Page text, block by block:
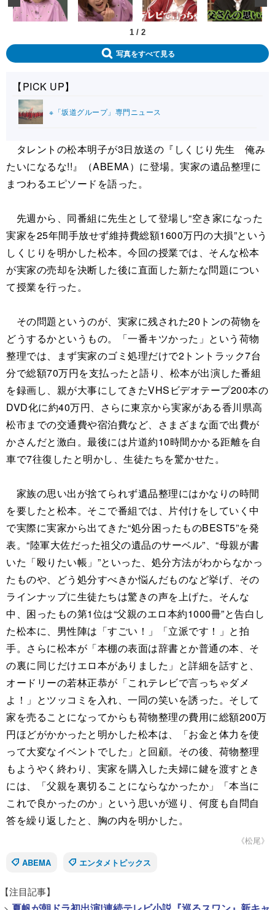
1 / 2
写真をすべて見る
【PICK UP】
※「坂道グループ」専門ニュース
タレントの松本明子が3日放送の『しくじり先生 俺み
たいになるな!!』（ABEMA）に登場。実家の遺品整理に
まつわるエピソードを語った。
先週から、同番組に先生として登場し“空き家になった
実家を25年間手放せず維持費総額1600万円の大損”という
しくじりを明かした松本。今回の授業では、そんな松本
が実家の売却を決断した後に直面した新たな問題につい
て授業を行った。
その問題というのが、実家に残された20トンの荷物を
どうするかというもの。「一番キツかった」という荷物
整理では、まず実家のゴミ処理だけで2トントラック7台
分で総額70万円を支払ったと語り、松本が出演した番組
を録画し、親が大事にしてきたVHSビデオテープ200本の
DVD化に約40万円、さらに東京から実家がある香川県高
松市までの交通費や宿泊費など、さまざまな面で出費が
かさんだと激白。最後には片道約10時間かかる距離を自
車で7往復したと明かし、生徒たちを驚かせた。
家族の思い出が捨てられず遺品整理にはかなりの時間
を要したと松本。そこで番組では、片付けをしていく中
で実際に実家から出てきた“処分困ったものBEST5”を発
表。“陸軍大佐だった祖父の遺品のサーベル”、“母親が書
いた「殴りたい帳」”といった、処分方法がわからなかっ
たものや、どう処分すべきか悩んだものなど挙げ、その
ラインナップに生徒たちは驚きの声を上げた。そんな
中、困ったもの第1位は“父親のエロ本約1000冊”と告白し
た松本に、男性陣は「すごい！」「立派です！」と拍
手。さらに松本が「本棚の表面は辞書とか普通の本、そ
の裏に同じだけエロ本がありました」と詳細を話すと、
オードリーの若林正恭が「これテレビで言っちゃダメ
よ！」とツッコミを入れ、一同の笑いを誘った。そして
家を売ることになってからも荷物整理の費用に総額200万
円ほどがかかったと明かした松本は、「お金と体力を使
って大変なイベントでした」と回顧。その後、荷物整理
もようやく終わり、実家を購入した夫婦に鍵を渡すとき
には、「父親を裏切ることにならなかったか」「本当に
これで良かったのか」という思いが巡り、何度も自問自
答を繰り返したと、胸の内を明かした。
《松尾》
ABEMA
エンタメトピックス
【注目記事】